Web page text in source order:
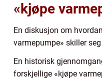
«kjøpe
En diskusjon om
varmepumpe» skiller
En historisk
forskjellige «kjøpe